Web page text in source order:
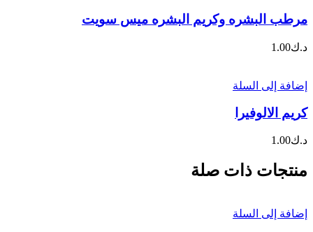
مرطب البشره وكريم البشره ميس سويت
د.ك1.00
إضافة إلى السلة
كريم الالوفيرا
د.ك1.00
منتجات ذات صلة
إضافة إلى السلة